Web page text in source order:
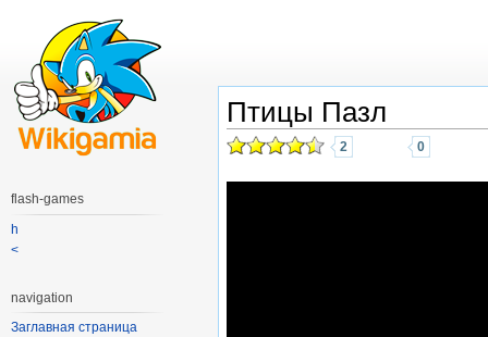
Птицы Пазл
2 0
flash-games
h
<
navigation
Заглавная страница